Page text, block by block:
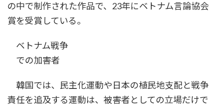
の中で制作された作品で、23年にベトナム言論協会
賞を受賞している。
ベトナム戦争
での加害者
韓国では、民主化運動や日本の植民地支配と戦争
責任を追及する運動は、被害者としての立場だけで